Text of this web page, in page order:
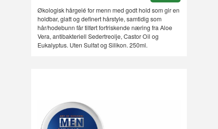
Økologisk hårgelé for menn med godt hold som gir en
holdbar, glatt og definert hårstyle, samtidig som
hår/hodebunn får tilført forfriskende næring fra Aloe
Vera, antibakteriell Sedertreolje, Castor Oil og
Eukalyptus. Uten Sulfat og Silikon. 250ml.